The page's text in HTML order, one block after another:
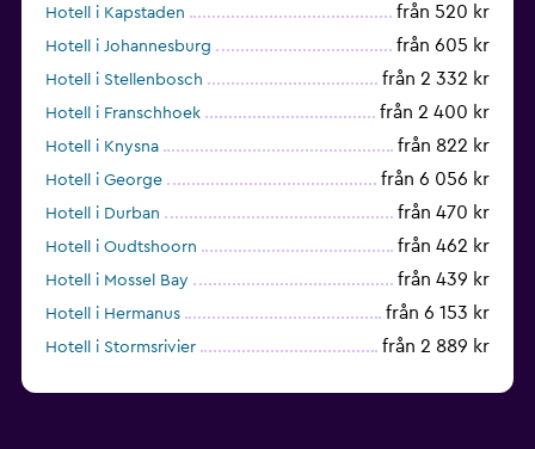
Hotell i Kapstaden från 520 kr
Hotell i Johannesburg från 605 kr
Hotell i Stellenbosch från 2 332 kr
Hotell i Franschhoek från 2 400 kr
Hotell i Knysna från 822 kr
Hotell i George från 6 056 kr
Hotell i Durban från 470 kr
Hotell i Oudtshoorn från 462 kr
Hotell i Mossel Bay från 439 kr
Hotell i Hermanus från 6 153 kr
Hotell i Stormsrivier från 2 889 kr